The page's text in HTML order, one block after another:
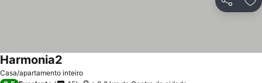
Partilhar
Casa/apartamento inteiro
Harmonia2